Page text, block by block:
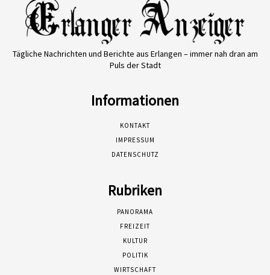
Tägliche Nachrichten und Berichte aus Erlangen – immer nah dran am
Puls der Stadt
Informationen
KONTAKT
IMPRESSUM
DATENSCHUTZ
Rubriken
PANORAMA
FREIZEIT
KULTUR
POLITIK
WIRTSCHAFT